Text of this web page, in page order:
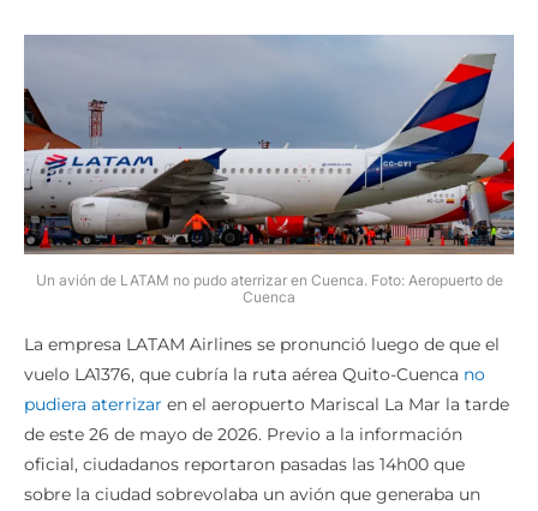
Un avión de LATAM no pudo aterrizar en Cuenca. Foto: Aeropuerto de
Cuenca
La empresa LATAM Airlines se pronunció luego de que el
vuelo LA1376, que cubría la ruta aérea Quito-Cuenca no
pudiera aterrizar en el aeropuerto Mariscal La Mar la tarde
de este 26 de mayo de 2026. Previo a la información
oficial, ciudadanos reportaron pasadas las 14h00 que
sobre la ciudad sobrevolaba un avión que generaba un